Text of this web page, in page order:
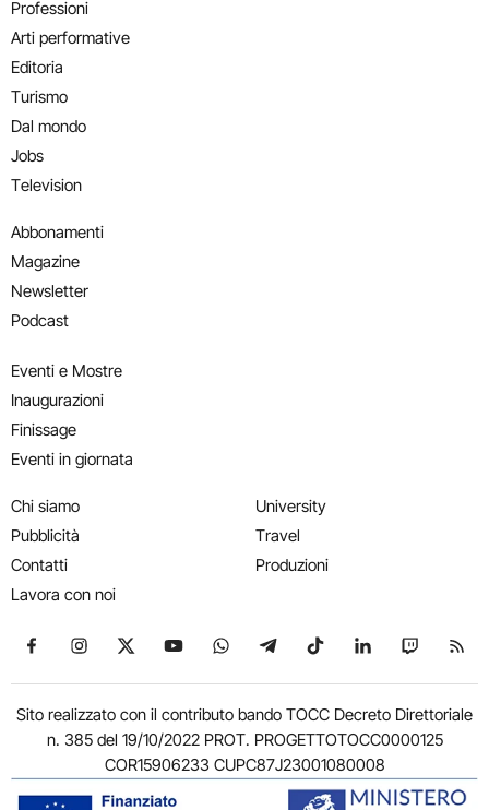
Professioni
Arti performative
Editoria
Turismo
Dal mondo
Jobs
Television
Abbonamenti
Magazine
Newsletter
Podcast
Eventi e Mostre
Inaugurazioni
Finissage
Eventi in giornata
Chi siamo
Pubblicità
Contatti
Lavora con noi
University
Travel
Produzioni
Seguici su Facebook
Seguici su Instagram
Seguici su X
Seguici su YouTube
Seguici su WhatsApp
Seguici su Telegram
Seguici su TikTok
Seguici su
Seguici
Sito realizzato con il contributo bando TOCC Decreto Direttoriale
n. 385 del 19/10/2022 PROT. PROGETTOTOCC0000125
COR15906233 CUPC87J23001080008